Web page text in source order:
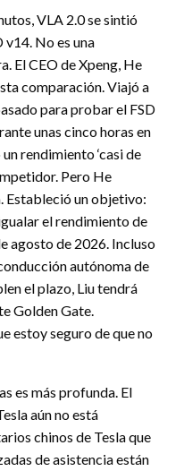
VLA 2.0 se sintió
v14. No es una
El CEO de Xpeng, He
comparación. Viajó a
para probar el FSD
unas cinco horas en
rendimiento ‘casi de
Pero He
Estableció un objetivo:
el rendimiento de
agosto de 2026. Incluso
autónoma de
el plazo, Liu tendrá
Golden Gate.
estoy seguro de que no
es más profunda. El
aún no está
chinos de Tesla que
de asistencia están